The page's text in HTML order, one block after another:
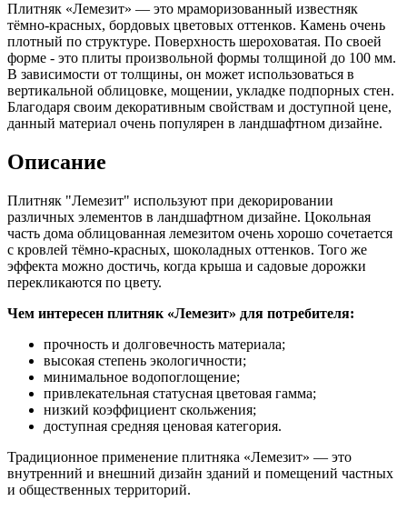
Плитняк «Лемезит» — это мраморизованный известняк
тёмно-красных, бордовых цветовых оттенков. Камень очень
плотный по структуре. Поверхность шероховатая. По своей
форме - это плиты произвольной формы толщиной до 100 мм.
В зависимости от толщины, он может использоваться в
вертикальной облицовке, мощении, укладке подпорных стен.
Благодаря своим декоративным свойствам и доступной цене,
данный материал очень популярен в ландшафтном дизайне.
Описание
Плитняк "Лемезит" используют при декорировании
различных элементов в ландшафтном дизайне. Цокольная
часть дома облицованная лемезитом очень хорошо сочетается
с кровлей тёмно-красных, шоколадных оттенков. Того же
эффекта можно достичь, когда крыша и садовые дорожки
перекликаются по цвету.
Чем интересен плитняк «Лемезит» для потребителя:
прочность и долговечность материала;
высокая степень экологичности;
минимальное водопоглощение;
привлекательная статусная цветовая гамма;
низкий коэффициент скольжения;
доступная средняя ценовая категория.
Традиционное применение плитняка «Лемезит» — это
внутренний и внешний дизайн зданий и помещений частных
и общественных территорий.